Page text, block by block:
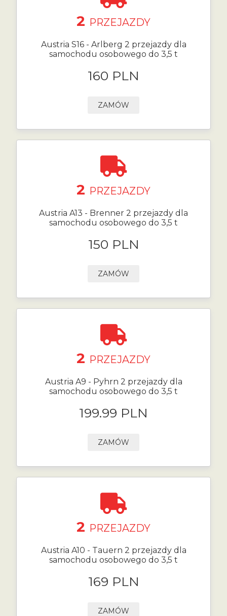
2 PRZEJAZDY
Austria S16 - Arlberg 2 przejazdy dla
samochodu osobowego do 3,5 t
160 PLN
ZAMÓW
2 PRZEJAZDY
Austria A13 - Brenner 2 przejazdy dla
samochodu osobowego do 3,5 t
150 PLN
ZAMÓW
2 PRZEJAZDY
Austria A9 - Pyhrn 2 przejazdy dla
samochodu osobowego do 3,5 t
199.99 PLN
ZAMÓW
2 PRZEJAZDY
Austria A10 - Tauern 2 przejazdy dla
samochodu osobowego do 3,5 t
169 PLN
ZAMÓW